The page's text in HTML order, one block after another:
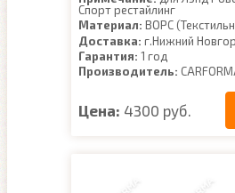
Спорт рестайлинг
Материал: ВОРС
Доставка: г.Нижний
Гарантия: 1 год
Производитель:
Цена: 4300 руб.